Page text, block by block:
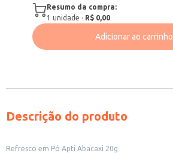
Resumo da compra:
1 unidade · R$ 0,00
Adicionar ao carrinho
Descrição do produto
Refresco em Pó Apti Abacaxi 20g